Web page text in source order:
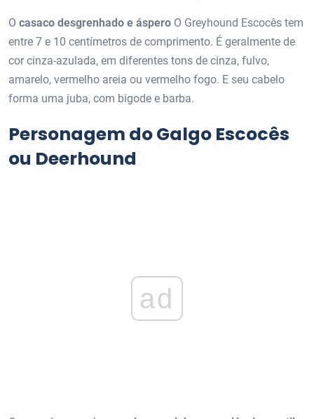
O casaco desgrenhado e áspero O Greyhound Escocês tem
entre 7 e 10 centímetros de comprimento. É geralmente de
cor cinza-azulada, em diferentes tons de cinza, fulvo,
amarelo, vermelho areia ou vermelho fogo. E seu cabelo
forma uma juba, com bigode e barba.
Personagem do Galgo Escocês
ou Deerhound
ad